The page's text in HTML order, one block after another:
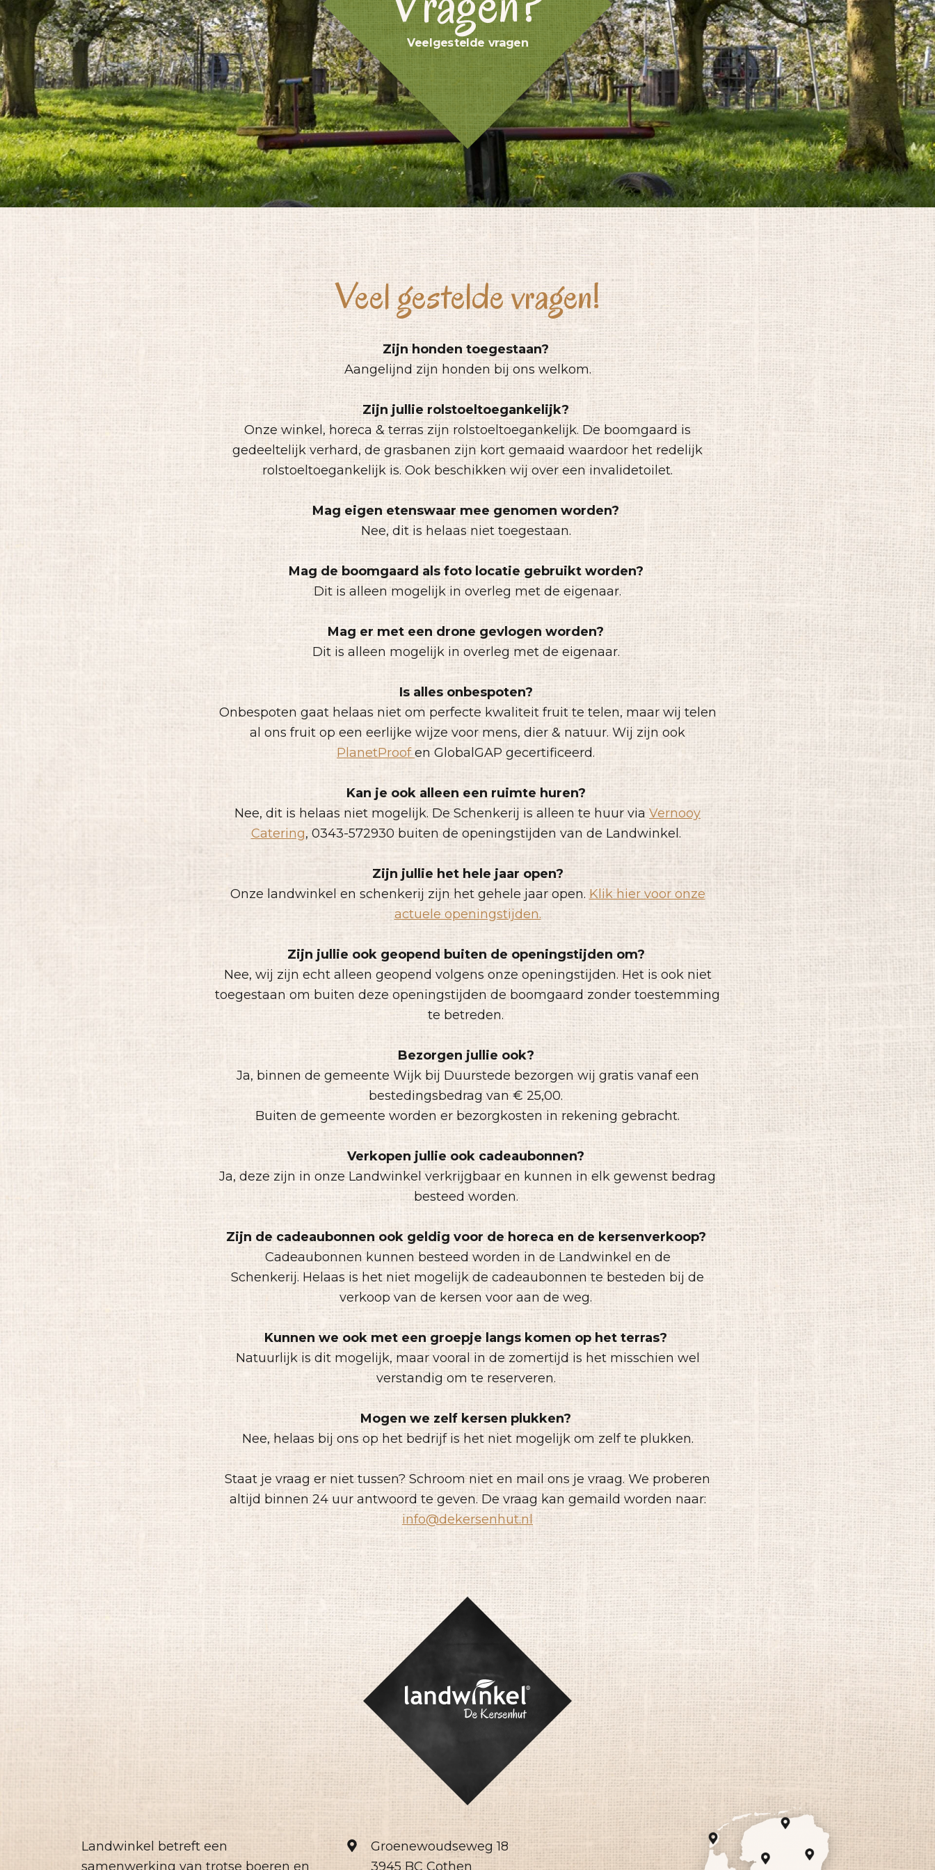
Veelgestelde vragen
Veel gestelde vragen!
Zijn honden toegestaan?
Aangelijnd zijn honden bij ons welkom.
Zijn jullie rolstoeltoegankelijk?
Onze winkel, horeca & terras zijn rolstoeltoegankelijk. De boomgaard is
gedeeltelijk verhard, de grasbanen zijn kort gemaaid waardoor het redelijk
rolstoeltoegankelijk is. Ook beschikken wij over een invalidetoilet.
Mag eigen etenswaar mee genomen worden?
Nee, dit is helaas niet toegestaan.
Mag de boomgaard als foto locatie gebruikt worden?
Dit is alleen mogelijk in overleg met de eigenaar.
Mag er met een drone gevlogen worden?
Dit is alleen mogelijk in overleg met de eigenaar.
Is alles onbespoten?
Onbespoten gaat helaas niet om perfecte kwaliteit fruit te telen, maar wij telen
al ons fruit op een eerlijke wijze voor mens, dier & natuur. Wij zijn ook
PlanetProofen GlobalGAP gecertificeerd.
Kan je ook alleen een ruimte huren?
Nee, dit is helaas niet mogelijk. De Schenkerij is alleen te huur via Vernooy
Catering, 0343-572930 buiten de openingstijden van de Landwinkel.
Zijn jullie het hele jaar open?
Onze landwinkel en schenkerij zijn het gehele jaar open. Klik hier voor onze
actuele openingstijden.
Zijn jullie ook geopend buiten de openingstijden om?
Nee, wij zijn echt alleen geopend volgens onze openingstijden. Het is ook niet
toegestaan om buiten deze openingstijden de boomgaard zonder toestemming
te betreden.
Bezorgen jullie ook?
Ja, binnen de gemeente Wijk bij Duurstede bezorgen wij gratis vanaf een
bestedingsbedrag van € 25,00.
Buiten de gemeente worden er bezorgkosten in rekening gebracht.
Verkopen jullie ook cadeaubonnen?
Ja, deze zijn in onze Landwinkel verkrijgbaar en kunnen in elk gewenst bedrag
besteed worden.
Zijn de cadeaubonnen ook geldig voor de horeca en de kersenverkoop?
Cadeaubonnen kunnen besteed worden in de Landwinkel en de
Schenkerij. Helaas is het niet mogelijk de cadeaubonnen te besteden bij de
verkoop van de kersen voor aan de weg.
Kunnen we ook met een groepje langs komen op het terras?
Natuurlijk is dit mogelijk, maar vooral in de zomertijd is het misschien wel
verstandig om te reserveren.
Mogen we zelf kersen plukken?
Nee, helaas bij ons op het bedrijf is het niet mogelijk om zelf te plukken.
Staat je vraag er niet tussen? Schroom niet en mail ons je vraag. We proberen
altijd binnen 24 uur antwoord te geven.De vraag kan gemaild worden naar:
info@dekersenhut.nl
Landwinkel betreft een
samenwerking van trotse boeren en
Groenewoudseweg 18
3945 BC Cothen